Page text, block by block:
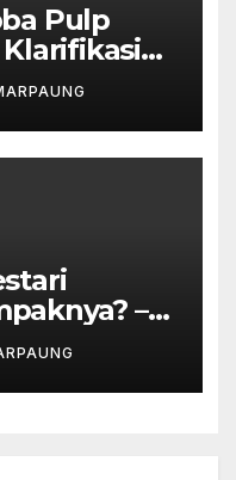
Pulp
Akurat
Sihaporas
–
Supriyanto